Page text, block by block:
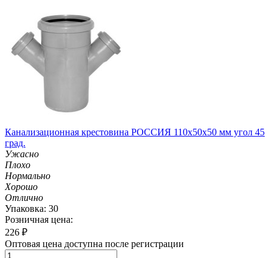
Канализационная крестовина РОССИЯ 110х50х50 мм угол 45
град.
Ужасно
Плохо
Нормально
Хорошо
Отлично
Упаковка: 30
Розничная цена:
226 ₽
Оптовая цена доступна после регистрации